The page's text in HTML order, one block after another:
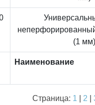
(1 мм)
Наименование
Страница: 1 2